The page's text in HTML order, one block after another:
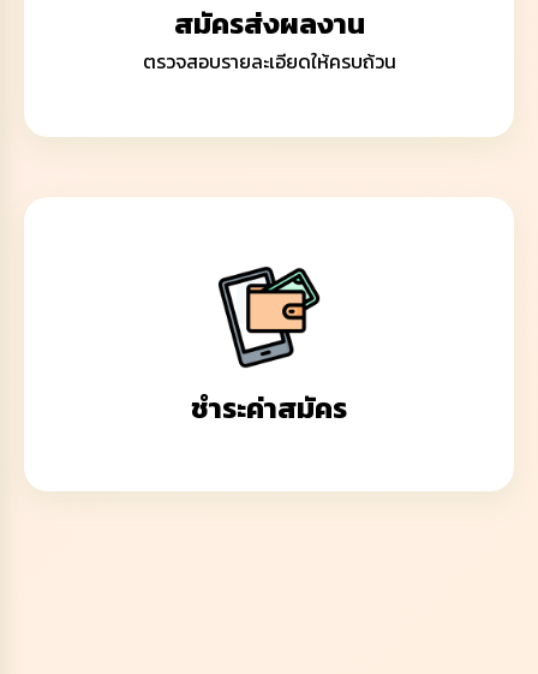
สมัครส่งผลงาน
ตรวจสอบรายละเอียดให้ครบถ้วน
ชำระค่าสมัคร